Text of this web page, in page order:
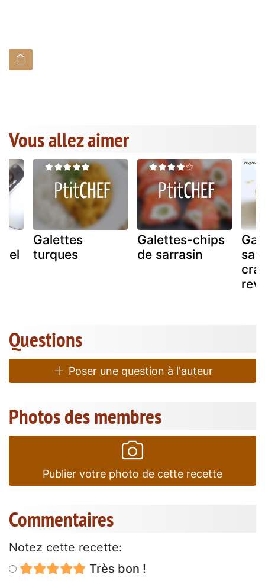
Vous allez aimer
Galettes
turques
Galettes-chips
de sarrasin
Questions
Poser une question à l'auteur
Photos des membres
Publier votre photo de cette recette
Commentaires
Notez cette recette:
Très bon !